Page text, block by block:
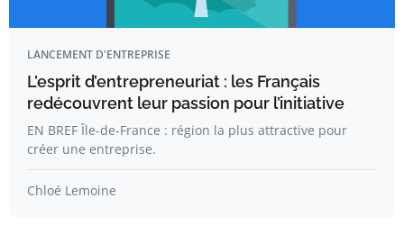
LANCEMENT D'ENTREPRISE
L’esprit d’entrepreneuriat : les Français
redécouvrent leur passion pour l’initiative
EN BREF Île-de-France : région la plus attractive pour
créer une entreprise.
Chloé Lemoine